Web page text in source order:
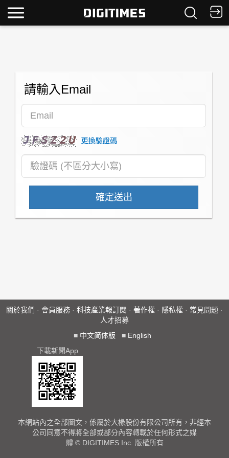
請輸入Email
更換驗證碼
確定送出
關於我們 · 會員服務 · 科技產業報訂閱 · 著作權 · 隱私權 · 常見問題 ·
人才招募
■ 中文简体版 ■ English
下載新聞App
本網站內之全部圖文，係屬於大椽股份有限公司所有，非經本
公司同意不得將全部或部分內容轉載於任何形式之媒
體 © DIGITIMES Inc. 版權所有